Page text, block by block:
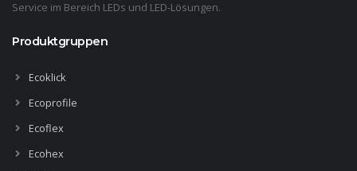
Service im Bereich LEDs und LED-Lösungen.
Produktgruppen
Ecoklick
Ecoprofile
Ecoflex
Ecohex